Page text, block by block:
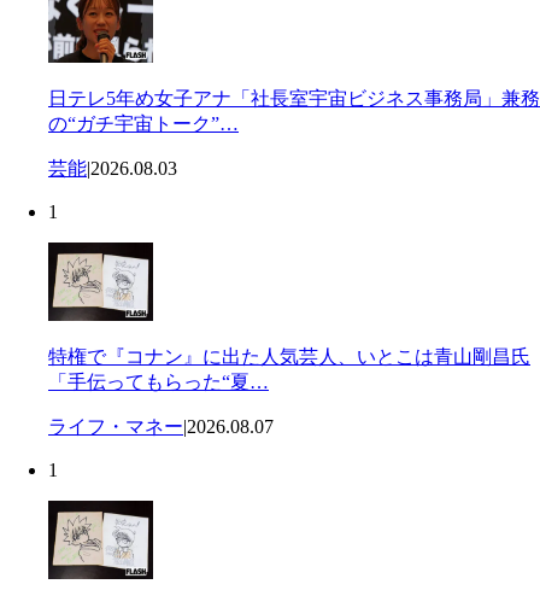
日テレ5年め女子アナ「社長室宇宙ビジネス事務局」兼務
の“ガチ宇宙トーク”…
芸能|2026.08.03
1
特権で『コナン』に出た人気芸人、いとこは青山剛昌氏
「手伝ってもらった“夏…
ライフ・マネー|2026.08.07
1